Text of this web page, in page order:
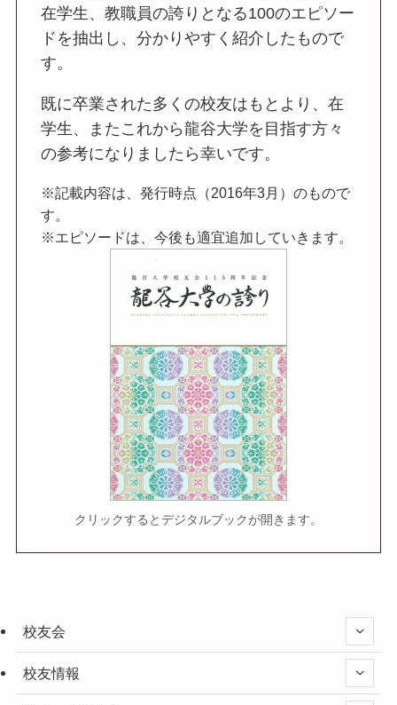
在学生、教職員の誇りとなる100のエピソー
ドを抽出し、分かりやすく紹介したもので
す。
既に卒業された多くの校友はもとより、在
学生、またこれから龍谷大学を目指す方々
の参考になりましたら幸いです。
※記載内容は、発行時点（2016年3月）のもので
す。
※エピソードは、今後も適宜追加していきます。
クリックするとデジタルブックが開きます。
校友会
校友情報